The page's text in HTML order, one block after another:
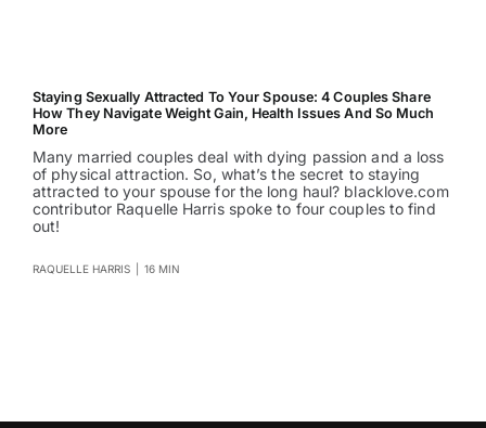
Staying Sexually Attracted To Your Spouse: 4 Couples Share
How They Navigate Weight Gain, Health Issues And So Much
More
Many married couples deal with dying passion and a loss
of physical attraction. So, what’s the secret to staying
attracted to your spouse for the long haul? blacklove.com
contributor Raquelle Harris spoke to four couples to find
out!
RAQUELLE HARRIS 16 MIN